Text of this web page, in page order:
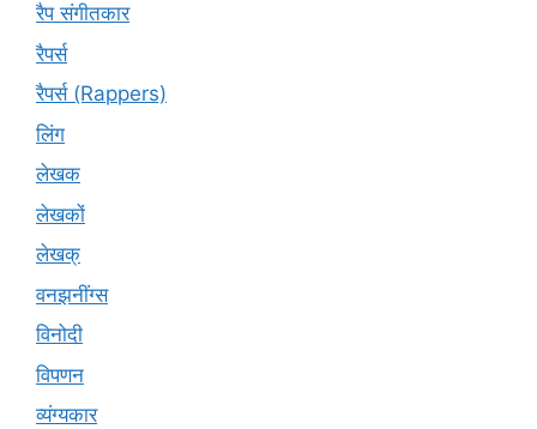
रैप संगीतकार
रैपर्स
रैपर्स (Rappers)
लिंग
लेखक
लेखकों
लेखक्
वनझनींग्स
विनोदी
विपणन
व्यंग्यकार